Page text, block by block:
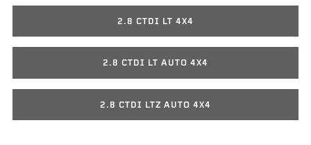
2.8 CTDI LT 4X4
2.8 CTDI LT AUTO 4X4
2.8 CTDI LTZ AUTO 4X4